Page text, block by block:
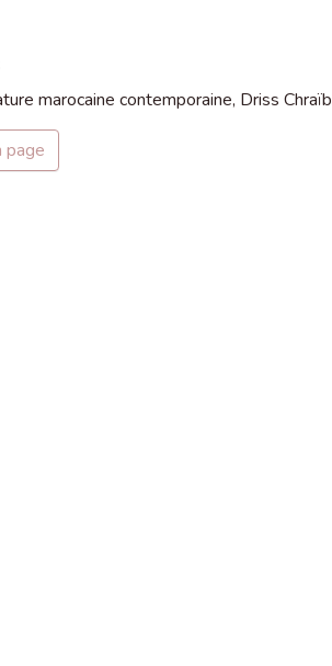
marocaine contemporaine, Driss
page